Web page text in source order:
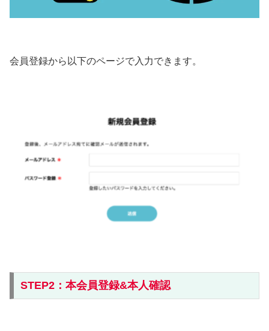
会員登録から以下のページで入力できます。
STEP2：本会員登録&本人確認